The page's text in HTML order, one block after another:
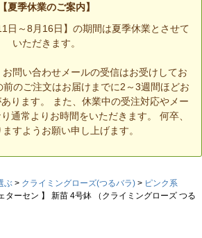
【夏季休業のご案内】
日～8月16日】の期間は夏季休業とさせて
いただきます。
問い合わせメールの受信はお受けしてお
前のご注文はお届けまでに2～3週間ほどお
ります。 また、休業中の受注対応やメー
通常よりお時間をいただきます。 何卒、
すようお願い申し上げます。
ぶ クライミングローズ(つるバラ)
ピンク系
ターセン 】 新苗 4号鉢 （クライミングローズ つる